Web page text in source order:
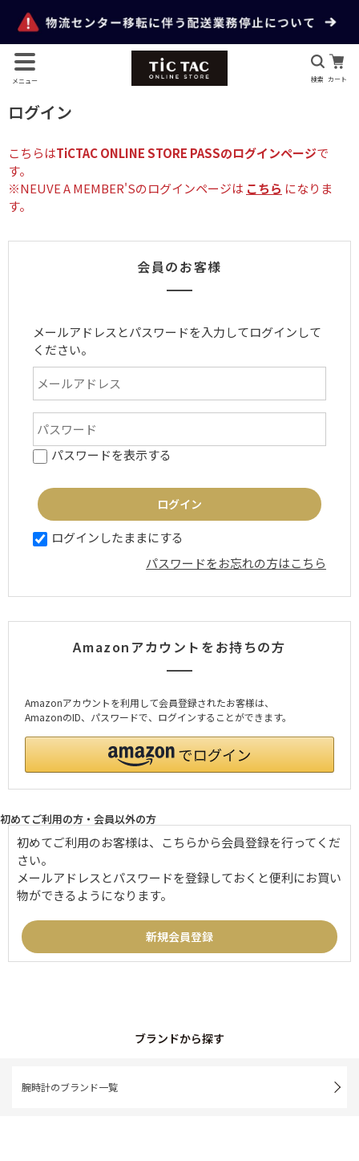
メニュー 検索 カート
ログイン
こちらはTiCTAC ONLINE STORE PASSのログインページで
す。
※NEUVE A MEMBER'Sのログインページは こちら になりま
す。
会員のお客様
メールアドレスとパスワードを入力してログインして
ください。
パスワードを表示する
ログインしたままにする
パスワードをお忘れの方はこちら
Amazonアカウントをお持ちの方
Amazonアカウントを利用して会員登録されたお客様は、
AmazonのID、パスワードで、ログインすることができます。
初めてご利用の方・会員以外の方
初めてご利用のお客様は、こちらから会員登録を行ってくだ
さい。
メールアドレスとパスワードを登録しておくと便利にお買い
物ができるようになります。
ブランドから探す
腕時計のブランド一覧